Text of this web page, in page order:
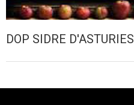
DOP SIDRE D'ASTURIES